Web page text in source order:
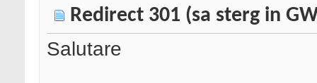
Redirect 301 (sa sterg in
Salutare